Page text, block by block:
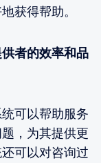
获得帮助。
者的效率和品
可以帮助服务
，为其提供更
可以对咨询过